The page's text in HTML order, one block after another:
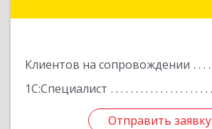
Клиентов на сопровождении
1С:Специалист
Отправить заявку
Отправить заявку